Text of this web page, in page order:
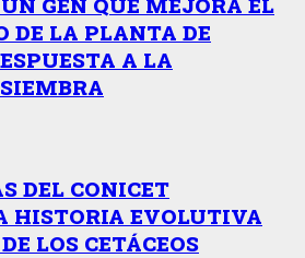
DE LA PLANTA DE
A LA
DEL CONICET
HISTORIA EVOLUTIVA
LOS CETÁCEOS